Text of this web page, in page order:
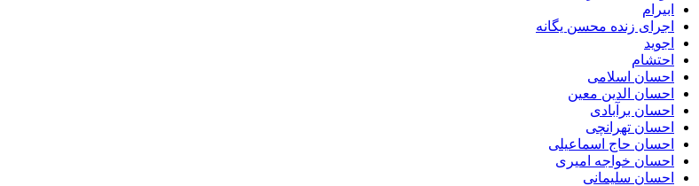
ابیرام
اجرای زنده محسن یگانه
اجوید
احتشام
احسان اسلامی
احسان الدین معین
احسان برآبادی
احسان تهرانچی
احسان حاج اسماعیلی
احسان خواجه امیری
احسان سلیمانی